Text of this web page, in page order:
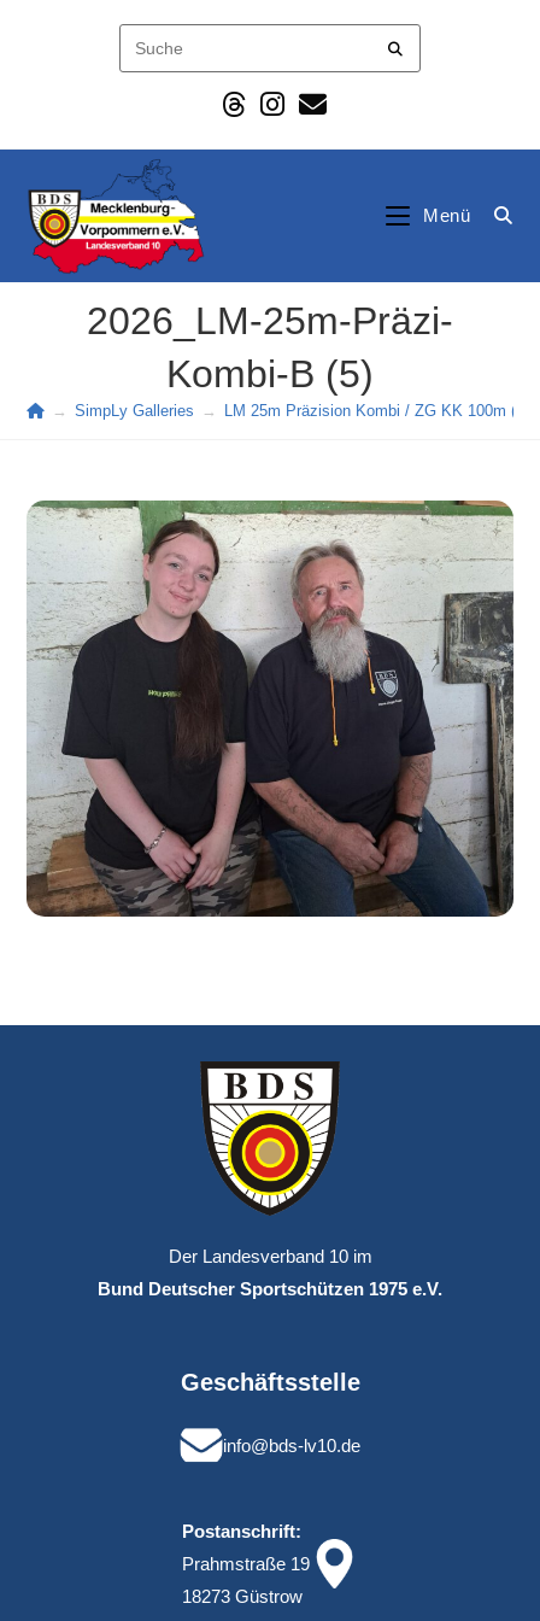
Menü
2026_LM-25m-Präzi-
Kombi-B (5)
→ SimpLy Galleries → LM 25m Präzision Kombi / ZG KK 100m
Der Landesverband 10 im
Bund Deutscher Sportschützen 1975 e.V.
Geschäftsstelle
info@bds-lv10.de
Postanschrift:
Prahmstraße 19
18273 Güstrow